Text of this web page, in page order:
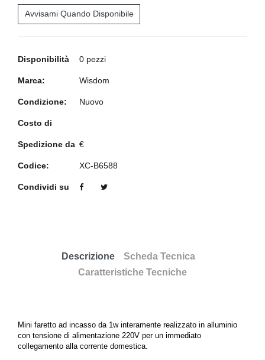
Avvisami Quando Disponibile
Disponibilità 0 pezzi
Marca: Wisdom
Condizione: Nuovo
Costo di
Spedizione da €
Codice: XC-B6588
Condividi su
Descrizione
Scheda Tecnica
Caratteristiche Tecniche
Mini faretto ad incasso da 1w interamente realizzato in alluminio
con tensione di alimentazione 220V per un immediato
collegamento alla corrente domestica.